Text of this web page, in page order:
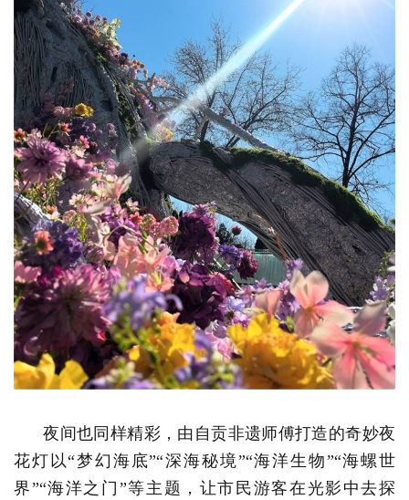
夜间也同样精彩，由自贡非遗师傅打造的奇妙夜
花灯以“梦幻海底”“深海秘境”“海洋生物”“海螺世
界”“海洋之门”等主题，让市民游客在光影中去探